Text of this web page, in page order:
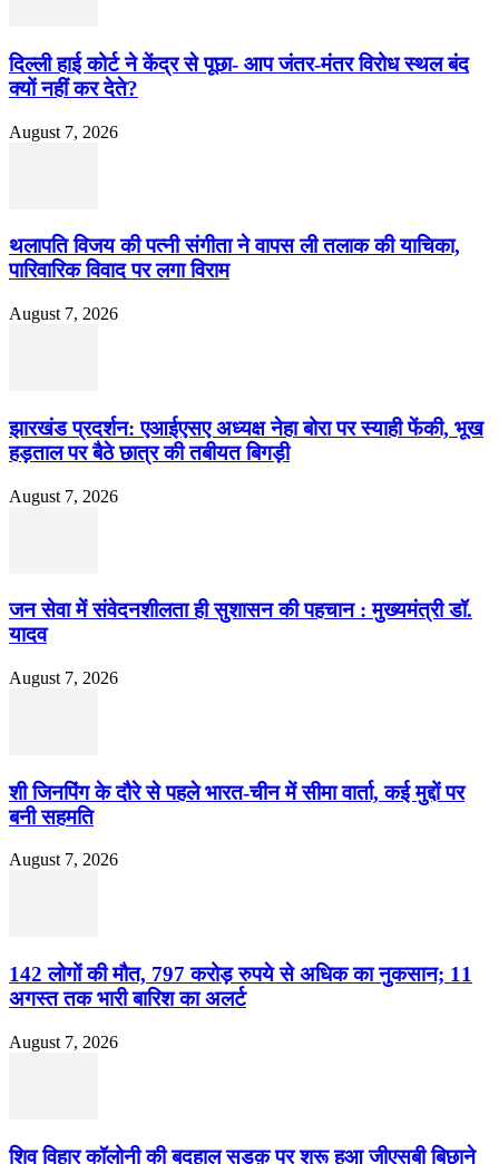
दिल्ली हाई कोर्ट ने केंद्र से पूछा- आप जंतर-मंतर विरोध स्थल बंद
क्यों नहीं कर देते?
August 7, 2026
थलापति विजय की पत्नी संगीता ने वापस ली तलाक की याचिका,
पारिवारिक विवाद पर लगा विराम
August 7, 2026
झारखंड प्रदर्शन: एआईएसए अध्यक्ष नेहा बोरा पर स्याही फेंकी, भूख
हड़ताल पर बैठे छात्र की तबीयत बिगड़ी
August 7, 2026
जन सेवा में संवेदनशीलता ही सुशासन की पहचान : मुख्यमंत्री डॉ.
यादव
August 7, 2026
शी जिनपिंग के दौरे से पहले भारत-चीन में सीमा वार्ता, कई मुद्दों पर
बनी सहमति
August 7, 2026
142 लोगों की मौत, 797 करोड़ रुपये से अधिक का नुकसान; 11
अगस्त तक भारी बारिश का अलर्ट
August 7, 2026
शिव विहार कॉलोनी की बदहाल सडक़ पर शुरू हुआ जीएसबी बिछाने